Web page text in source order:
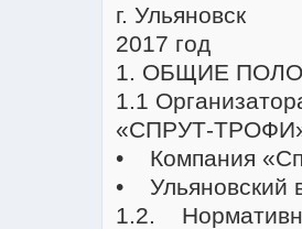
г. Ульяновск
2017 год
1. ОБЩИЕ
1.1
«СПРУТ-
• Компания
• Ульяновский
1.2.